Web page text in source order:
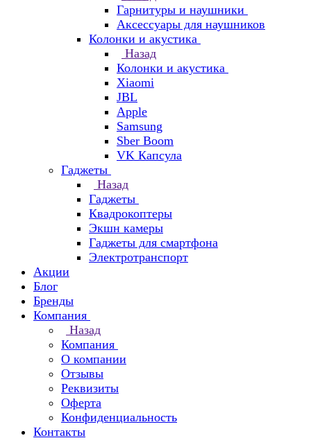
Гарнитуры и наушники
Аксессуары для наушников
Колонки и акустика
Назад
Колонки и акустика
Xiaomi
JBL
Apple
Samsung
Sber Boom
VK Капсула
Гаджеты
Назад
Гаджеты
Квадрокоптеры
Экшн камеры
Гаджеты для смартфона
Электротранспорт
Акции
Блог
Бренды
Компания
Назад
Компания
О компании
Отзывы
Реквизиты
Оферта
Конфиденциальность
Контакты